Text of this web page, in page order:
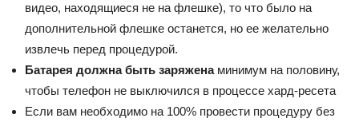
видео, находящиеся не на флешке), то что было на
дополнительной флешке останется, но ее желательно
извлечь перед процедурой.
Батарея должна быть заряженаминимум на половину,
чтобы телефон не выключился в процессе хард-ресета
Если вам необходимо на 100% провести процедуру без